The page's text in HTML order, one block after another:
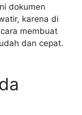
dokumen
karena di
membuat
dan cepat.